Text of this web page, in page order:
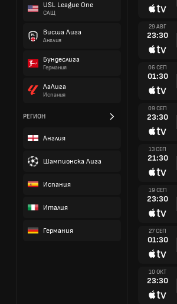
USL League One
САЩ
Висша Лига
Англия
Бундеслига
Германия
ЛаЛига
Испания
РЕГИОН
Англия
Шампионска Лига
Испания
Италия
Германия
29 АВГ
23:30
06 СЕП
01:30
09 СЕП
23:30
13 СЕП
21:30
19 СЕП
23:30
27 СЕП
01:30
10 ОКТ
23:30